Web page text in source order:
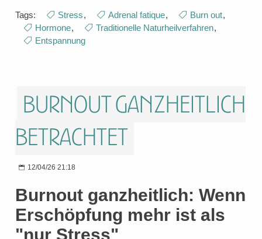
Tags: Stress, Adrenal fatique, Burn out,
Hormone, Traditionelle Naturheilverfahren,
Entspannung
Burnout ganzheitlich
betrachtet
12/04/26 21:18
Burnout ganzheitlich: Wenn
Erschöpfung mehr ist als
"nur Stress"